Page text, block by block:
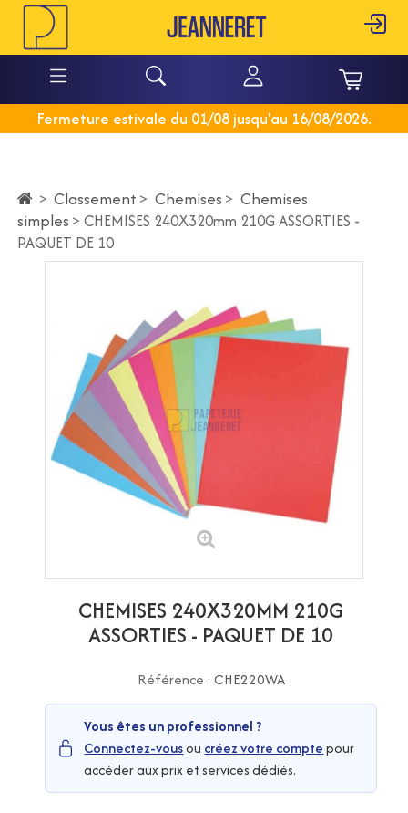
Fermeture estivale du 01/08 jusqu'au 16/08/2026.
> Classement > Chemises > Chemises
simples >CHEMISES 240X320mm 210G ASSORTIES -
PAQUET DE 10
CHEMISES 240X320MM 210G
ASSORTIES - PAQUET DE 10
Référence : CHE220WA
Vous êtes un professionnel ?
Connectez-vousou créez votre comptepour
accéder aux prix et services dédiés.